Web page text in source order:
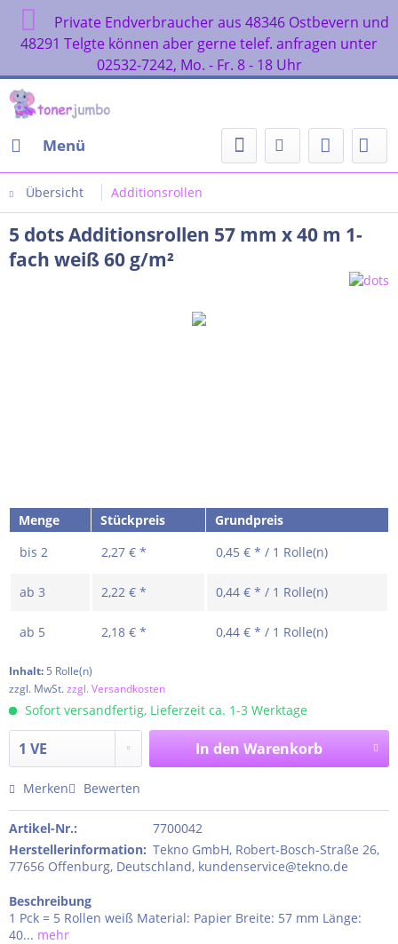
Private Endverbraucher aus 48346 Ostbevern und
48291 Telgte können aber gerne telef. anfragen unter
02532-7242, Mo. - Fr. 8 - 18 Uhr
Menü
Übersicht Additionsrollen
5 dots Additionsrollen 57 mm x 40 m 1-
fach weiß 60 g/m²
Menge Stückpreis
Grundpreis
bis 2 2,27 € * 0,45 € * / 1 Rolle(n)
ab 3 2,22 € * 0,44 € * / 1 Rolle(n)
ab 5 2,18 € * 0,44 € * / 1 Rolle(n)
Inhalt: 5 Rolle(n)
zzgl. MwSt.zzgl. Versandkosten
Sofort versandfertig, Lieferzeit ca. 1-3 Werktage
In den Warenkorb
Merken Bewerten
Artikel-Nr.:
7700042
Herstellerinformation: Tekno GmbH, Robert-Bosch-Straße 26,
77656 Offenburg, Deutschland, kundenservice@tekno.de
Beschreibung
1 Pck = 5 Rollen weiß Material: Papier Breite: 57 mm Länge:
40... mehr